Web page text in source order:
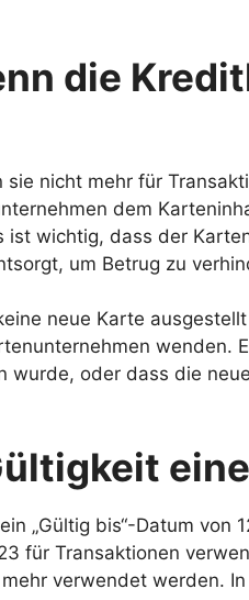
die
nicht mehr für
dem
ist wichtig, dass der
um Betrug zu
neue Karte
wenden.
wurde, oder dass die
„Gültig bis“-Datum von
für Transaktionen
verwendet werden.